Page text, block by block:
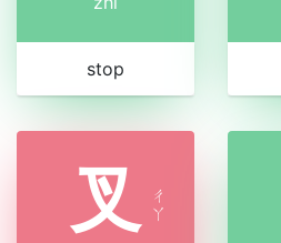
stop
叉
ㄔ
ㄚ